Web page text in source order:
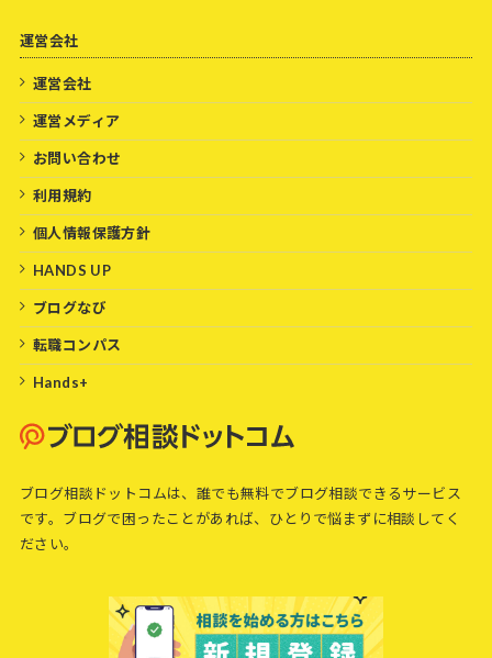
運営会社
運営会社
運営メディア
お問い合わせ
利用規約
個人情報保護方針
HANDS UP
ブログなび
転職コンパス
Hands+
ブログ相談ドットコムは、誰でも無料でブログ相談できるサービス
です。ブログで困ったことがあれば、ひとりで悩まずに相談してく
ださい。